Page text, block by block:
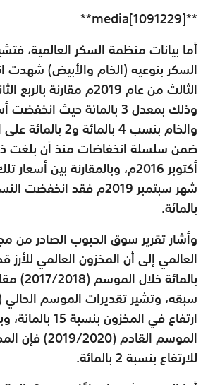
**media[1091229]**
أما بيانات منظمة السكر العالمية،
السكر بنوعيه (الخام والأبيض) شهدت
وذلك بمعدل 3 بالمائة حيث
والخام بنسب 4
ضمن سلسلة انخفاضات منذ أن بلغت
أكتوبر 2016م، وبالمقارنة بين
بالمائة.
وأشار تقرير سوق الحبوب الصادر من
بالمائة
ارتفاع في
الموسم القادم
للارتفاع بنسبة 2 بالمائة.